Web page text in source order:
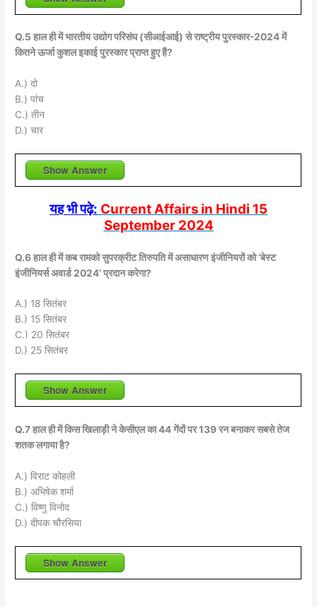
Q.5 हाल ही में भारतीय उद्योग परिसंघ (सीआईआई) से राष्ट्रीय पुरस्कार-2024 में
कितने ऊर्जा कुशल इकाई पुरस्कार प्राप्त हुए हैं?
A.) दो
B.) पांच
C.) तीन
D.) चार
Show Answer
यह भी पढ़े: Current Affairs in Hindi 15
September 2024
Q.6 हाल ही में कब रामको सुपरक्रीट तिरुपति में असाधारण इंजीनियरों को ‘बेस्ट
इंजीनियर्स अवार्ड 2024’ प्रदान करेगा?
A.) 18 सितंबर
B.) 15 सितंबर
C.) 20 सितंबर
D.) 25 सितंबर
Show Answer
Q.7 हाल ही में किस खिलाड़ी ने केसीएल का 44 गेंदों पर 139 रन बनाकर सबसे तेज
शतक लगाया है?
A.) विराट कोहली
B.) अभिषेक शर्मा
C.) विष्णु विनोद
D.) दीपक चौरसिया
Show Answer